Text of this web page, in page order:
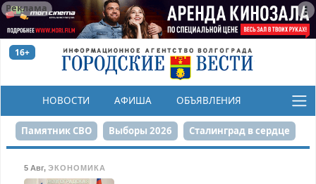
Реклама
16+
НОВОСТИ АФИША ОБЪЯВЛЕНИЯ
КОНКУРСЫ
Памятник СВО Выборы 2026 Сталинград в сердце
5 Авг, ЭКОНОМИКА